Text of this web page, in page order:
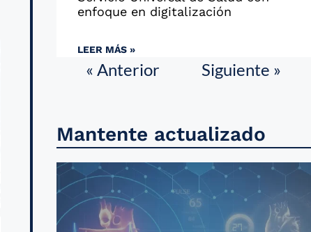
enfoque en digitalización
LEER MÁS »
« Anterior Siguiente »
Mantente actualizado